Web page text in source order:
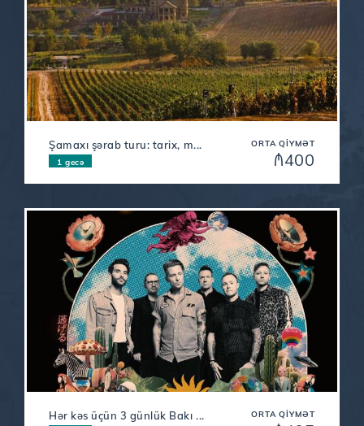
ORTA QIYMƏT
₼400
Şamaxı şərab turu: tarix, m...
1 gecə
ORTA QIYMƏT
Hər kəs üçün 3 günlük Bakı ...